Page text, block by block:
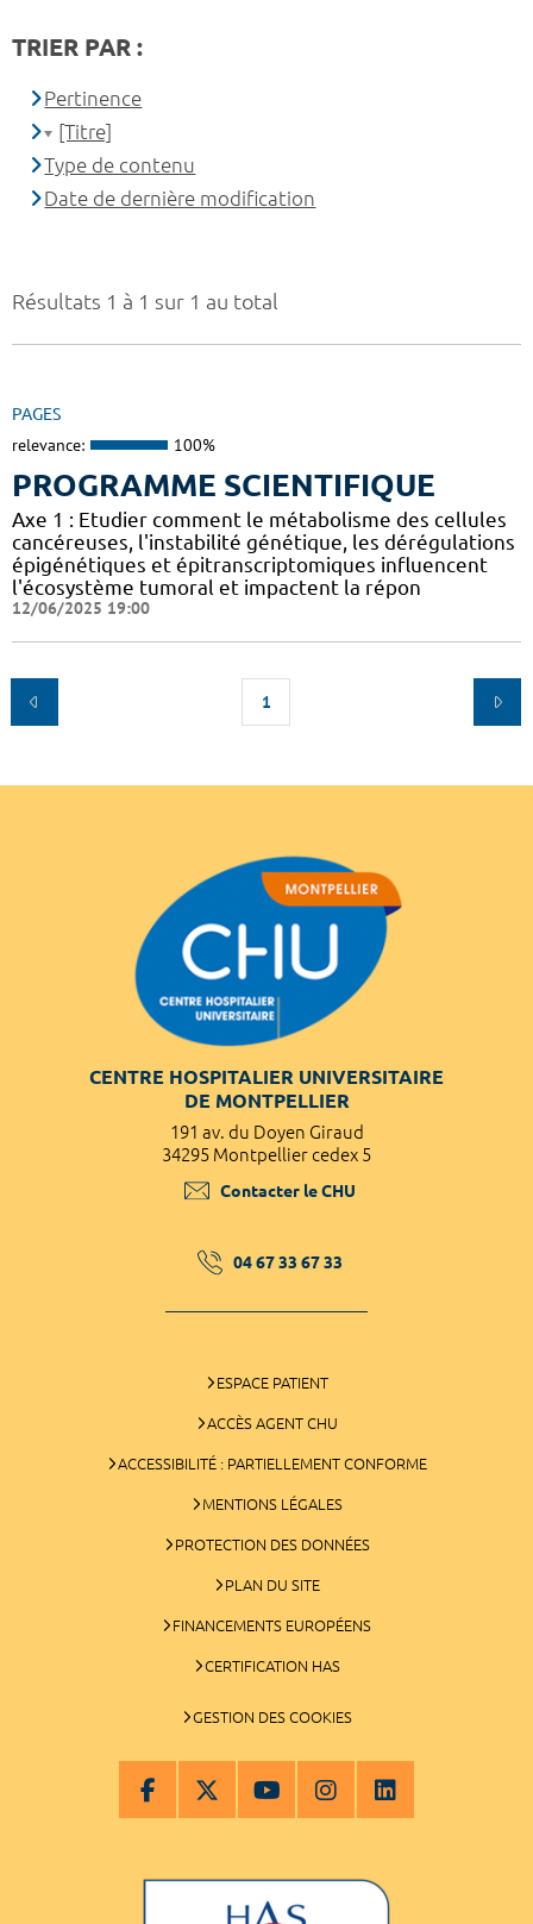
Résultats 1 à 1 sur 1 au total
PAGES
relevance: 100%
PROGRAMME SCIENTIFIQUE
Axe 1 : Etudier comment le métabolisme des cellules
cancéreuses, l'instabilité génétique, les dérégulations
épigénétiques et épitranscriptomiques influencent
l'écosystème tumoral et impactent la répon
12/06/2025 19:00
1
TRIER PAR :
Pertinence
[Titre]
Type de contenu
Date de dernière modification
CENTRE HOSPITALIER UNIVERSITAIRE
DE MONTPELLIER
191 av. du Doyen Giraud
34295 Montpellier cedex 5
Contacter le CHU
04 67 33 67 33
ESPACE PATIENT
ACCÈS AGENT CHU
ACCESSIBILITÉ : PARTIELLEMENT CONFORME
MENTIONS LÉGALES
PROTECTION DES DONNÉES
PLAN DU SITE
FINANCEMENTS EUROPÉENS
CERTIFICATION HAS
GESTION DES COOKIES